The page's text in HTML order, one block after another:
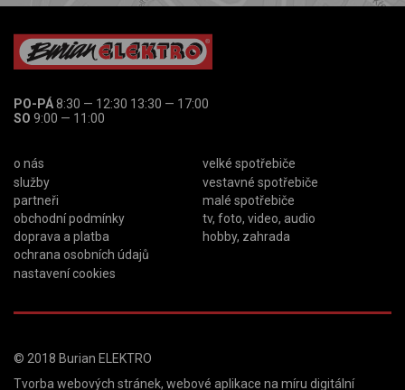
PO-PÁ8:30 — 12:30 13:30 — 17:00
SO 9:00 — 11:00
o nás
služby
partneři
obchodní podmínky
doprava a platba
ochrana osobních údajů
nastavení cookies
velké spotřebiče
vestavné spotřebiče
malé spotřebiče
tv, foto, video, audio
hobby, zahrada
© 2018 Burian ELEKTRO
Tvorba webových stránek, webové aplikace na míru digitální